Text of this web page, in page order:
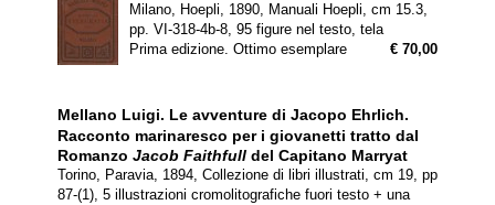
Milano, Hoepli, 1890, Manuali Hoepli, cm 15.3,
pp. VI-318-4b-8, 95 figure nel testo, tela
Prima edizione. Ottimo esemplare
€ 70,00
Mellano Luigi. Le avventure di Jacopo Ehrlich.
Racconto marinaresco per i giovanetti tratto dal
Romanzo Jacob Faithfulldel Capitano Marryat
Torino, Paravia, 1894, Collezione di libri illustrati, cm 19, pp
87-(1), 5 illustrazioni cromolitografiche fuori testo + una